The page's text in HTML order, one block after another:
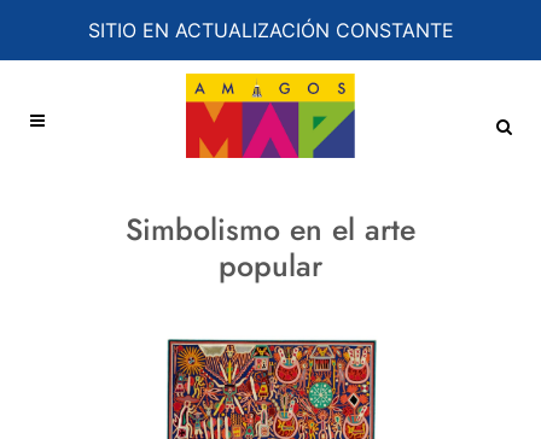
SITIO EN ACTUALIZACIÓN CONSTANTE
Simbolismo en el arte
popular